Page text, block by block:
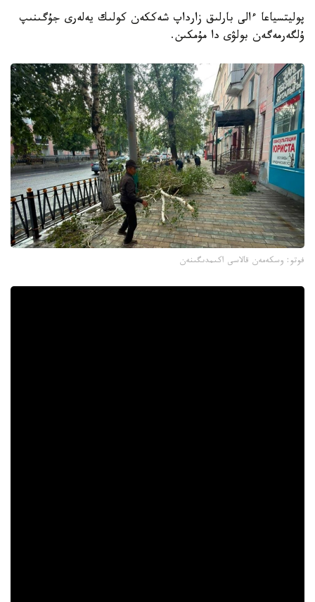
پوليتسياعا ءالى بارلىق زارداپ شەككەن كولىك يەلەرى جۇگىنىپ
ۇلگەرمەگەن بولۋى دا مۇمكىن.
فوتو: وسكەمەن قالاسى اكىمدىگىنەن